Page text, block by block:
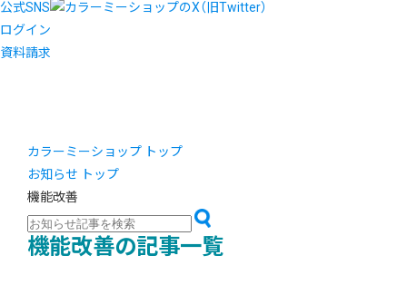
公式SNS
ログイン
資料請求
カラーミーショップ トップ
お知らせ トップ
機能改善
機能改善の記事一覧